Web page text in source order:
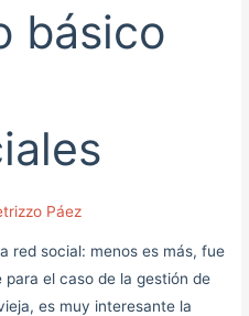
básico
Páez
red social: menos es más, fue
el caso de la gestión de
es muy interesante la